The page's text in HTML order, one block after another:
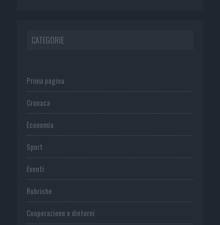
CATEGORIE
Prima pagina
Cronaca
Economia
Sport
Eventi
Rubriche
Cooperazione e dintorni